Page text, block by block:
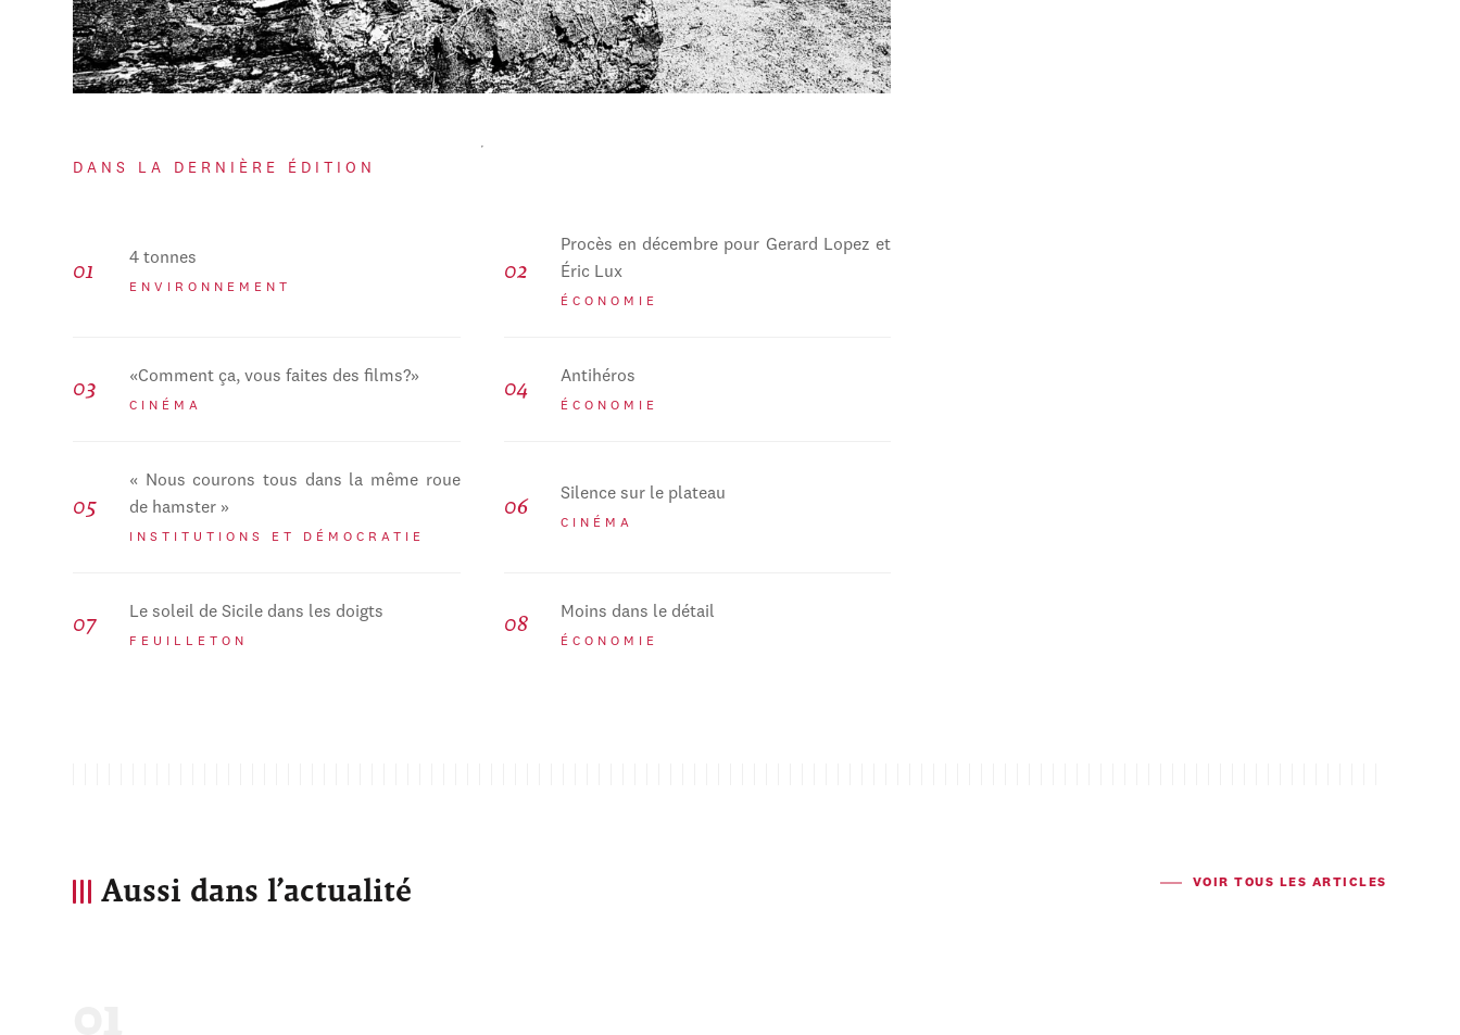
DANS LA DERNIÈRE ÉDITION
4 tonnes
ENVIRONNEMENT
Procès en décembre pour Gerard Lopez et
Éric Lux
ÉCONOMIE
«Comment ça, vous faites des films?»
CINÉMA
Antihéros
ÉCONOMIE
« Nous courons tous dans la même roue
de hamster »
INSTITUTIONS ET DÉMOCRATIE
Silence sur le plateau
CINÉMA
Le soleil de Sicile dans les doigts
FEUILLETON
Moins dans le détail
ÉCONOMIE
Aussi dans l’actualité VOIR TOUS LES ARTICLES